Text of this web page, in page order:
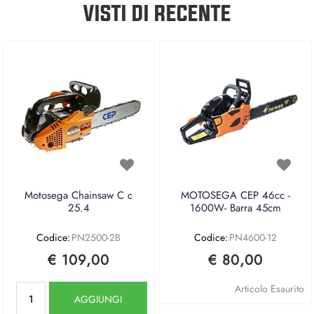
VISTI DI RECENTE
Motosega Chainsaw C c
25.4
Codice: PN2500-2B
€ 109,00
AGGIUNGI
MOTOSEGA CEP 46cc -
1600W- Barra 45cm
Codice: PN4600-12
€ 80,00
Articolo Esaurito